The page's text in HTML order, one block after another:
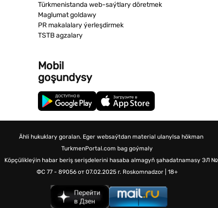
Türkmenistanda web-saýtlary döretmek
Maglumat goldawy
PR makalalary ýerleşdirmek
TSTB agzalary
Mobil
goşundysy
Ähli hukuklary goralan. Eger websaýtdan material ulanylsa hökman
TurkmenPortal.com bag goýmaly
Köpçülikleýin habar beriş serişdelerini hasaba almagyň şahadatnamasy ЭЛ №
ФС 77 - 89056 от 07.02.2025 г. Roskomnadzor | 18+